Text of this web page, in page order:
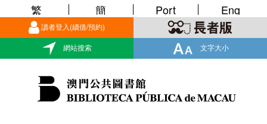
讀者登入(續借/預約)
網站搜索 文字大小
繁 簡 Port Eng